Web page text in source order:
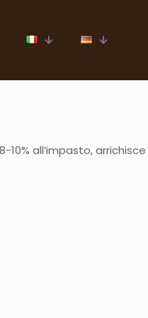
all’impasto, arrichisce